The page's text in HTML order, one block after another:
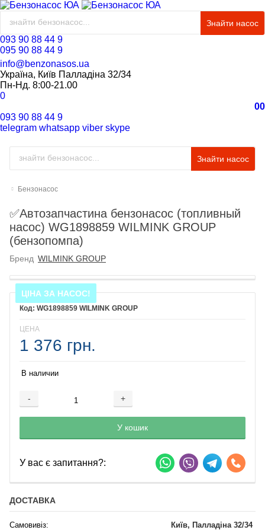
Знайти насос
093 90 88 44 9
095 90 88 44 9
info@benzonasos.ua
Україна, Київ Палладіна 32/34
Пн-Нд. 8:00-21.00
0
00
093 90 88 44 9
telegram whatsapp viber skype
Знайти насос
Бензонасос
✅Автозапчастина бензонасос (топливный
насос) WG1898859 WILMINK GROUP
(бензопомпа)
Бренд WILMINK GROUP
ЦІНА ЗА НАСОС!
WG1898859 WILMINK GROUP
ЦЕНА
1 376 грн.
В наличии
- +
Добавляется...
У кошик
Добавлен
У вас є запитання?:
ДОСТАВКА
Самовивіз:
Київ, Палладіна 32/34